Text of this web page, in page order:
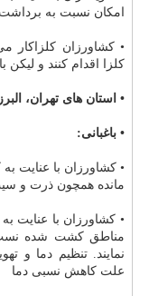
امكان نسبت به برداشت
• كشاورزان كلزاكار
كلزا اقدام كنند و
• استان های تهران،
• باغبانی:
• كشاورزان با عنایت
مانده همچون ذرت و
• كشاورزان با عنایت
مناطق كشت شده نسب
نمایند. تنظیم دما و
علت كاهش نسبی دما